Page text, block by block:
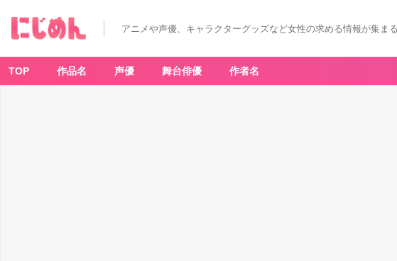
アニメや声優、キャラクターグッズなど女性の求める情報が集ま
TOP 作品名 声優 舞台俳優 作者名